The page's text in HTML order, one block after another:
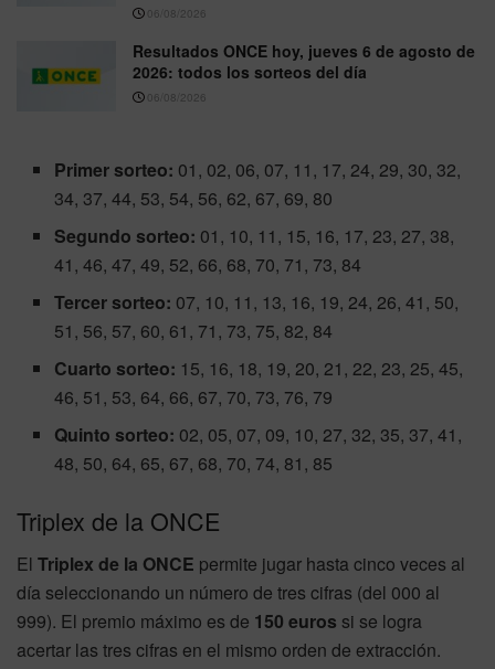
06/08/2026
Resultados ONCE hoy, jueves 6 de agosto de
2026: todos los sorteos del día
06/08/2026
Primer sorteo: 01, 02, 06, 07, 11, 17, 24, 29, 30, 32,
34, 37, 44, 53, 54, 56, 62, 67, 69, 80
Segundo sorteo: 01, 10, 11, 15, 16, 17, 23, 27, 38,
41, 46, 47, 49, 52, 66, 68, 70, 71, 73, 84
Tercer sorteo: 07, 10, 11, 13, 16, 19, 24, 26, 41, 50,
51, 56, 57, 60, 61, 71, 73, 75, 82, 84
Cuarto sorteo: 15, 16, 18, 19, 20, 21, 22, 23, 25, 45,
46, 51, 53, 64, 66, 67, 70, 73, 76, 79
Quinto sorteo: 02, 05, 07, 09, 10, 27, 32, 35, 37, 41,
48, 50, 64, 65, 67, 68, 70, 74, 81, 85
Triplex de la ONCE
El Triplex de la ONCE permite jugar hasta cinco veces al
día seleccionando un número de tres cifras (del 000 al
999). El premio máximo es de 150 euros si se logra
acertar las tres cifras en el mismo orden de extracción.